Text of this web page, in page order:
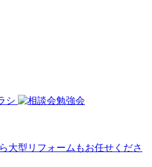
大型リフォームもお任せくださ